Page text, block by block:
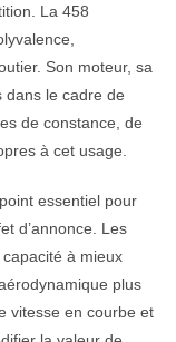
La 458
Son moteur, sa
dans le cadre de
de constance, de
à cet usage.
essentiel pour
d’annonce. Les
à mieux
plus
vitesse en courbe et